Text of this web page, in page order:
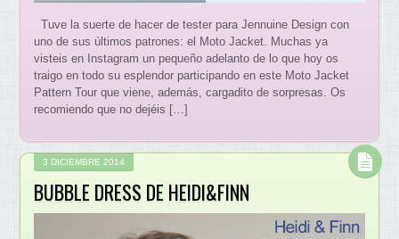
Tuve la suerte de hacer de tester para Jennuine Design con
uno de sus últimos patrones: el Moto Jacket. Muchas ya
visteis en Instagram un pequeño adelanto de lo que hoy os
traigo en todo su esplendor participando en este Moto Jacket
Pattern Tour que viene, además, cargadito de sorpresas. Os
recomiendo que no dejéis […]
3 DICIEMBRE 2014
BUBBLE DRESS DE HEIDI&FINN